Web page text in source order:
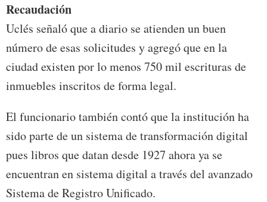
Recaudación
Uclés señaló que a diario se atienden un buen
número de esas solicitudes y agregó que en la
ciudad existen por lo menos 750 mil escrituras de
inmuebles inscritos de forma legal.
El funcionario también contó que la institución ha
sido parte de un sistema de transformación digital
pues libros que datan desde 1927 ahora ya se
encuentran en sistema digital a través del avanzado
Sistema de Registro Unificado.